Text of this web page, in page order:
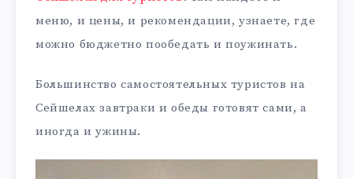
меню, и цены, и рекомендации, узнаете, где
можно бюджетно пообедать и поужинать.
Большинство самостоятельных туристов на
Сейшелах завтраки и обеды готовят сами, а
иногда и ужины.